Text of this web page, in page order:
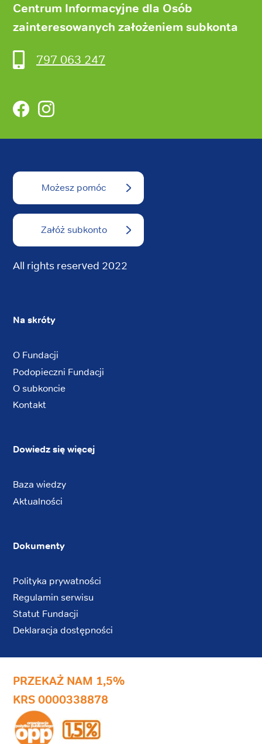
Centrum Informacyjne dla Osób
zainteresowanych założeniem subkonta
797 063 247
FacebookInstagram
Możesz pomóc
Załóż subkonto
All rights reserved 2022
Na skróty
O Fundacji
Podopieczni Fundacji
O subkoncie
Kontakt
Dowiedz się więcej
Baza wiedzy
Aktualności
Dokumenty
Polityka prywatności
Regulamin serwisu
Statut Fundacji
Deklaracja dostępności
PRZEKAŻ NAM 1,5%
KRS 0000338878